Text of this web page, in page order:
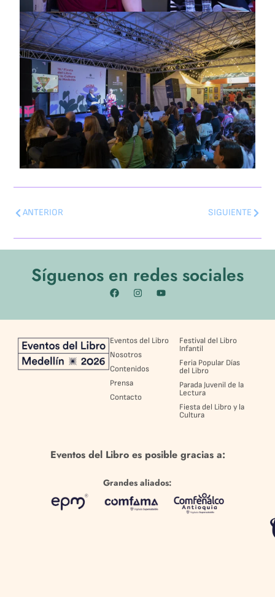
ANTERIOR SIGUIENTE
Síguenos en redes sociales
Eventos del Libro
Nosotros
Contenidos
Prensa
Contacto
Festival del Libro
Infantil
Feria Popular Días
del Libro
Parada Juvenil de la
Lectura
Fiesta del Libro y la
Cultura
Eventos del Libro es posible gracias a:
Grandes aliados: